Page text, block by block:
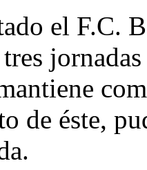
el F.C.
de éste,